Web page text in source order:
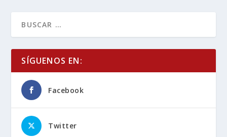
SÍGUENOS EN:
Facebook
Twitter